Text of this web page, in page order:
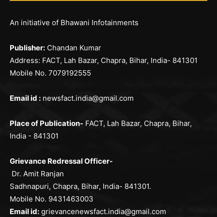
An initiative of Bhawani Infotainments
Publisher: Chandan Kumar
Address: FACT, Lah Bazar, Chapra, Bihar, India- 841301
Mobile No. 7079192555
Email id : newsfact.india@gmail.com
Place of Publication- FACT, Lah Bazar, Chapra, Bihar,
India - 841301
Grievance Redressal Officer-
Dr. Amit Ranjan
Sadhnapuri, Chapra, Bihar, India- 841301.
Mobile No. 9431463003
Email id: grievancenewsfact.india@gmail.com